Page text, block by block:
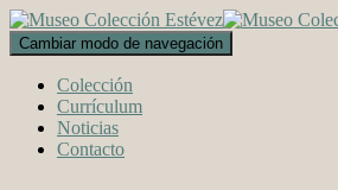
Cambiar modo de navegación
Colección
Currículum
Noticias
Contacto